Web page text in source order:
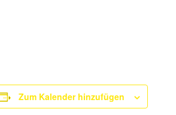
Zum Kalender hinzufügen